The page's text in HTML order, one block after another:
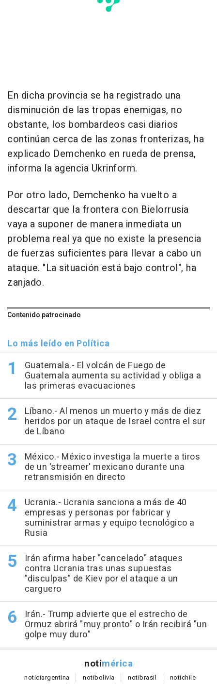
En dicha provincia se ha registrado una
disminución de las tropas enemigas, no
obstante, los bombardeos casi diarios
continúan cerca de las zonas fronterizas, ha
explicado Demchenko en rueda de prensa,
informa la agencia Ukrinform.
Por otro lado, Demchenko ha vuelto a
descartar que la frontera con Bielorrusia
vaya a suponer de manera inmediata un
problema real ya que no existe la presencia
de fuerzas suficientes para llevar a cabo un
ataque. "La situación está bajo control", ha
zanjado.
Contenido patrocinado
Lo más leído en Política
Guatemala.- El volcán de Fuego de
Guatemala aumenta su actividad y obliga a
las primeras evacuaciones
Líbano.- Al menos un muerto y más de diez
heridos por un ataque de Israel contra el sur
de Líbano
México.- México investiga la muerte a tiros
de un 'streamer' mexicano durante una
retransmisión en directo
Ucrania.- Ucrania sanciona a más de 40
empresas y personas por fabricar y
suministrar armas y equipo tecnológico a
Rusia
Irán afirma haber "cancelado" ataques
contra Ucrania tras unas supuestas
"disculpas" de Kiev por el ataque a un
carguero
Irán.- Trump advierte que el estrecho de
Ormuz abrirá "muy pronto" o Irán recibirá "un
golpe muy duro"
notimérica
noticiargentina notibolivia notibrasil notichile